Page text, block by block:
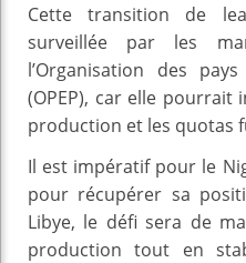
Cette transition de
surveillée par les
l’Organisation des
(OPEP), car elle pourrait
production et les quotas
Il est impératif pour le
pour récupérer sa
Libye, le défi sera de
production tout en